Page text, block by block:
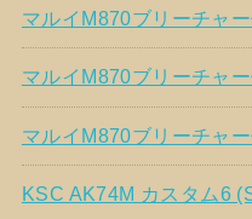
マルイM870ブリーチャ
マルイM870ブリーチャ
マルイM870ブリーチャ
KSC AK74M カスタム6